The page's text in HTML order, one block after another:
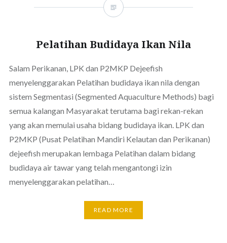
Pelatihan Budidaya Ikan Nila
Salam Perikanan, LPK dan P2MKP Dejeefish
menyelenggarakan Pelatihan budidaya ikan nila dengan
sistem Segmentasi (Segmented Aquaculture Methods) bagi
semua kalangan Masyarakat terutama bagi rekan-rekan
yang akan memulai usaha bidang budidaya ikan. LPK dan
P2MKP (Pusat Pelatihan Mandiri Kelautan dan Perikanan)
dejeefish merupakan lembaga Pelatihan dalam bidang
budidaya air tawar yang telah mengantongi izin
menyelenggarakan pelatihan…
READ MORE